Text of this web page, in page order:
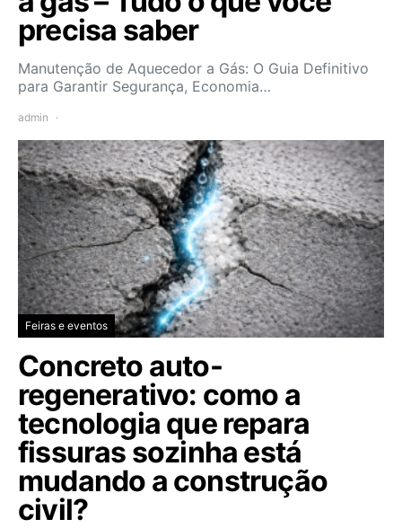
precisa saber
Manutenção de Aquecedor a Gás: O Guia Definitivo
para Garantir Segurança, Economia…
admin
Feiras e eventos
Concreto auto-
regenerativo: como a
tecnologia que repara
fissuras sozinha está
mudando a construção
civil?